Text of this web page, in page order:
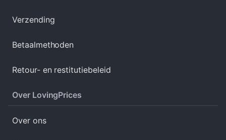
Verzending
Betaalmethoden
Retour- en restitutiebeleid
Over LovingPrices
Over ons